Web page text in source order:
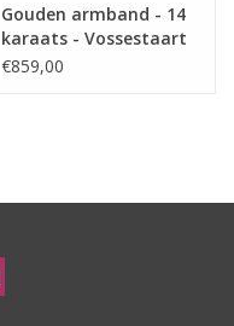
Gouden armband - 14
karaats - Vossestaart
- 2,1 mm - 19 cm
€859,00